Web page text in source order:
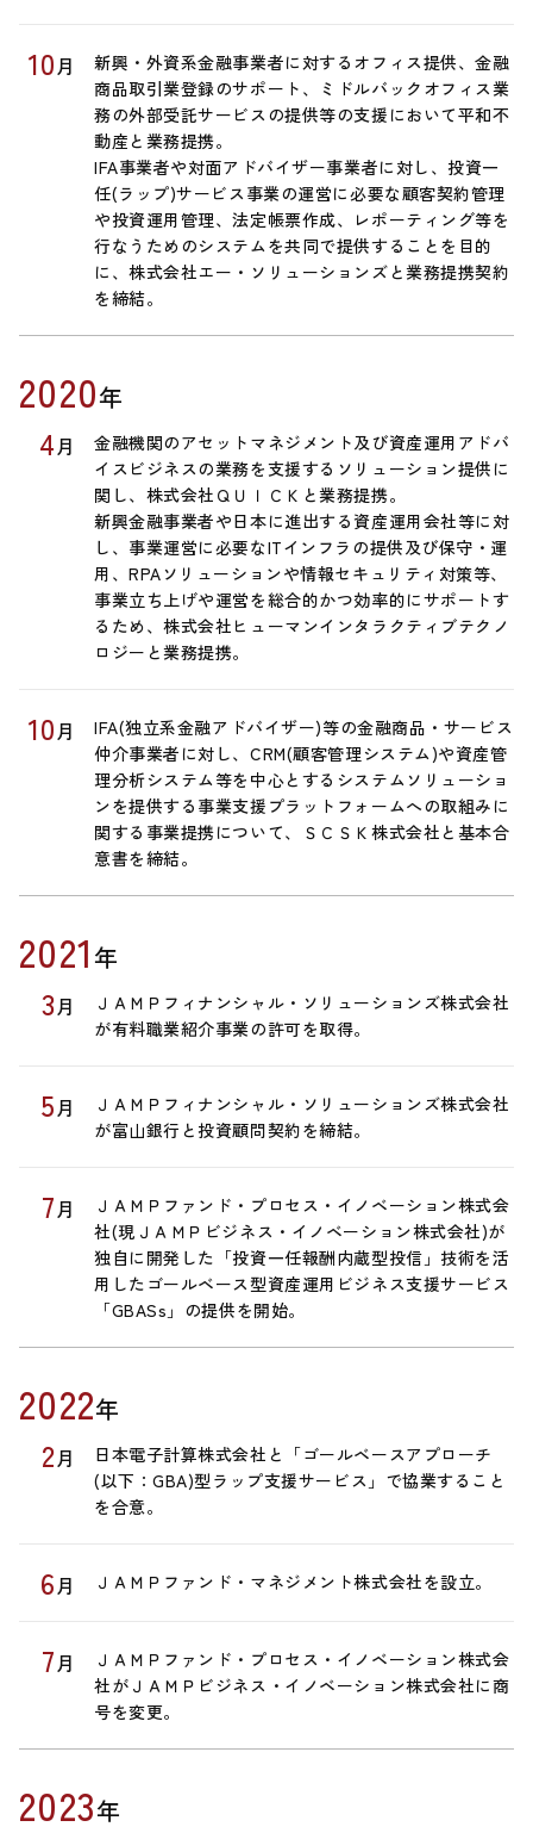
10月
新興・外資系金融事業者に対するオフィス提供、金融
商品取引業登録のサポート、ミドルバックオフィス業
務の外部受託サービスの提供等の支援において平和不
動産と業務提携。
IFA事業者や対面アドバイザー事業者に対し、投資一
任(ラップ)サービス事業の運営に必要な顧客契約管理
や投資運用管理、法定帳票作成、レポーティング等を
行なうためのシステムを共同で提供することを目的
に、株式会社エー・ソリューションズと業務提携契約
を締結。
2020年
4月
金融機関のアセットマネジメント及び資産運用アドバ
イスビジネスの業務を支援するソリューション提供に
関し、株式会社ＱＵＩＣＫと業務提携。
新興金融事業者や日本に進出する資産運用会社等に対
し、事業運営に必要なITインフラの提供及び保守・運
用、RPAソリューションや情報セキュリティ対策等、
事業立ち上げや運営を総合的かつ効率的にサポートす
るため、株式会社ヒューマンインタラクティブテクノ
ロジーと業務提携。
10月
IFA(独立系金融アドバイザー)等の金融商品・サービス
仲介事業者に対し、CRM(顧客管理システム)や資産管
理分析システム等を中心とするシステムソリューショ
ンを提供する事業支援プラットフォームへの取組みに
関する事業提携について、ＳＣＳＫ株式会社と基本合
意書を締結。
2021 年
3月
ＪＡＭＰフィナンシャル・ソリューションズ株式会社
が有料職業紹介事業の許可を取得。
5月
ＪＡＭＰフィナンシャル・ソリューションズ株式会社
が富山銀行と投資顧問契約を締結。
7月
ＪＡＭＰファンド・プロセス・イノベーション株式会
社(現ＪＡＭＰビジネス・イノベーション株式会社)が
独自に開発した「投資一任報酬内蔵型投信」技術を活
用したゴールベース型資産運用ビジネス支援サービス
「GBASs」の提供を開始。
2022年
2月
日本電子計算株式会社と「ゴールベースアプローチ
(以下：GBA)型ラップ支援サービス」で協業すること
を合意。
6月 ＪＡＭＰファンド・マネジメント株式会社を設立。
7月
ＪＡＭＰファンド・プロセス・イノベーション株式会
社がＪＡＭＰビジネス・イノベーション株式会社に商
号を変更。
2023年